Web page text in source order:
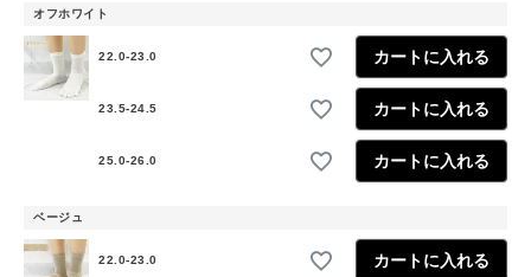
オフホワイト
22.0-23.0 カートに入れる
23.5-24.5 カートに入れる
25.0-26.0 カートに入れる
ベージュ
22.0-23.0 カートに入れる